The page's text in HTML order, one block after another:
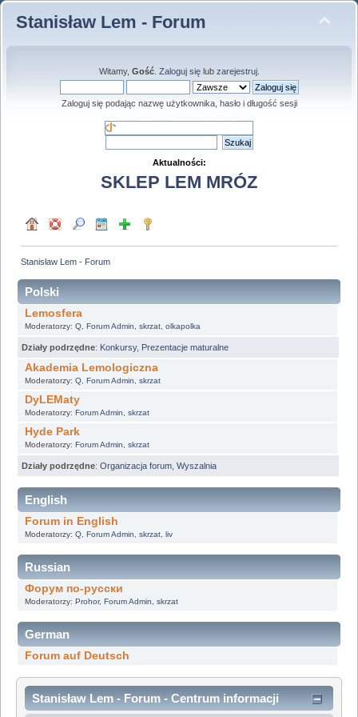
Stanisław Lem - Forum
Witamy, Gość. Zaloguj sięlub zarejestruj.
Zaloguj się podając nazwę użytkownika, hasło i długość sesji
Aktualności:
SKLEP LEM MRÓZ
Stanisław Lem - Forum
Polski
Lemosfera
Moderatorzy: Q, Forum Admin skrzat, olkapolka
Działy podrzędne: Konkursy, Prezentacje maturalne
Akademia Lemologiczna
Moderatorzy: Q, Forum Admin skrzat
DyLEMaty
Moderatorzy: Forum Admin skrzat
Hyde Park
Moderatorzy: Forum Admin skrzat
Działy podrzędne: Organizacja forum Wyszalnia
English
Forum in English
Moderatorzy: Q, Forum Admin skrzat, liv
Russian
Форум по-русски
Moderatorzy: Prohor, Forum Admin skrzat
German
Forum auf Deutsch
Stanisław Lem - Forum - Centrum informacji